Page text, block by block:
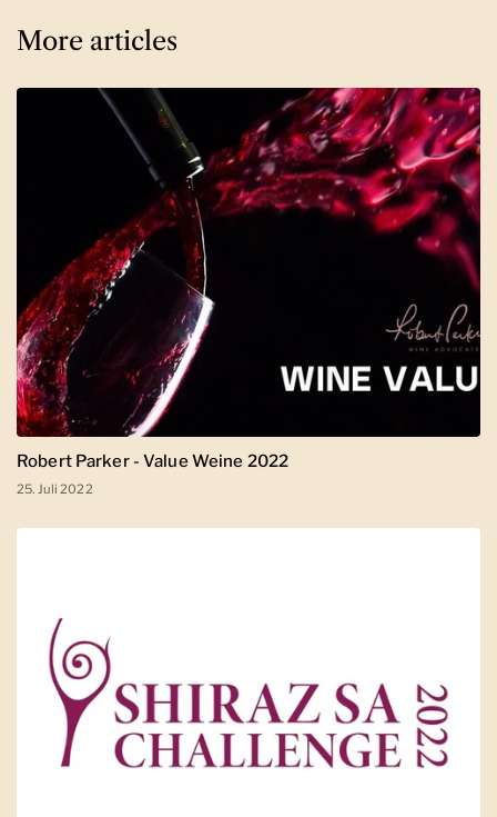
More articles
Robert Parker - Value Weine 2022
25. Juli 2022